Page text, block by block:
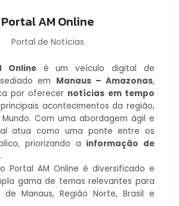
Portal AM Online
Portal de Notícias
Onlineé um veículo digital de
em Manaus – Amazonas,
por oferecer notícias em tempo
acontecimentos da região,
Com uma abordagem ágil e
atua como uma ponte entre os
priorizando a informação de
.
Portal AM Online é diversificado e
gama de temas relevantes para
de Manaus, Região Norte, Brasil e